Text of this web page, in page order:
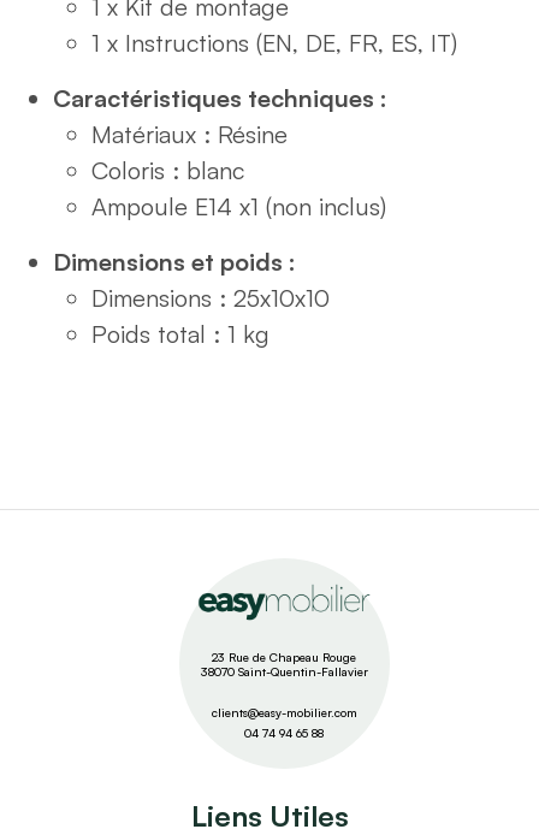
1 x Kit de montage
1 x Instructions (EN, DE, FR, ES, IT)
Caractéristiques techniques :
Matériaux : Résine
Coloris : blanc
Ampoule E14 x1 (non inclus)
Dimensions et poids :
Dimensions : 25x10x10
Poids total : 1 kg
23 Rue de Chapeau Rouge
38070 Saint-Quentin-Fallavier
clients@easy-mobilier.com
04 74 94 65 88
Liens Utiles